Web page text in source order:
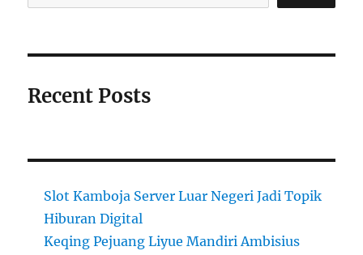
Recent Posts
Slot Kamboja Server Luar Negeri Jadi Topik
Hiburan Digital
Keqing Pejuang Liyue Mandiri Ambisius